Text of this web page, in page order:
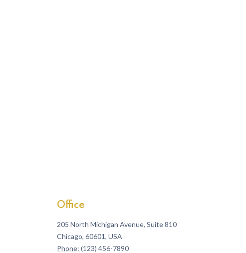
Office
205 North Michigan Avenue, Suite 810
Chicago, 60601, USA
Phone: (123) 456-7890